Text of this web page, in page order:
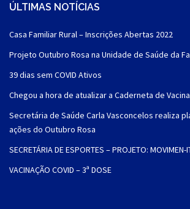
ÚLTIMAS NOTÍCIAS
Casa Familiar Rural – Inscrições Abertas 2022
Projeto Outubro Rosa na Unidade de Saúde da
39 dias sem COVID Ativos
Chegou a hora de atualizar a Caderneta de
Secretária de Saúde Carla Vasconcelos realiza
ações do Outubro Rosa
SECRETÁRIA DE ESPORTES – PROJETO: MOVIMEN-
VACINAÇÃO COVID – 3ª DOSE